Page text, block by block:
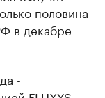
половина
в декабре
-